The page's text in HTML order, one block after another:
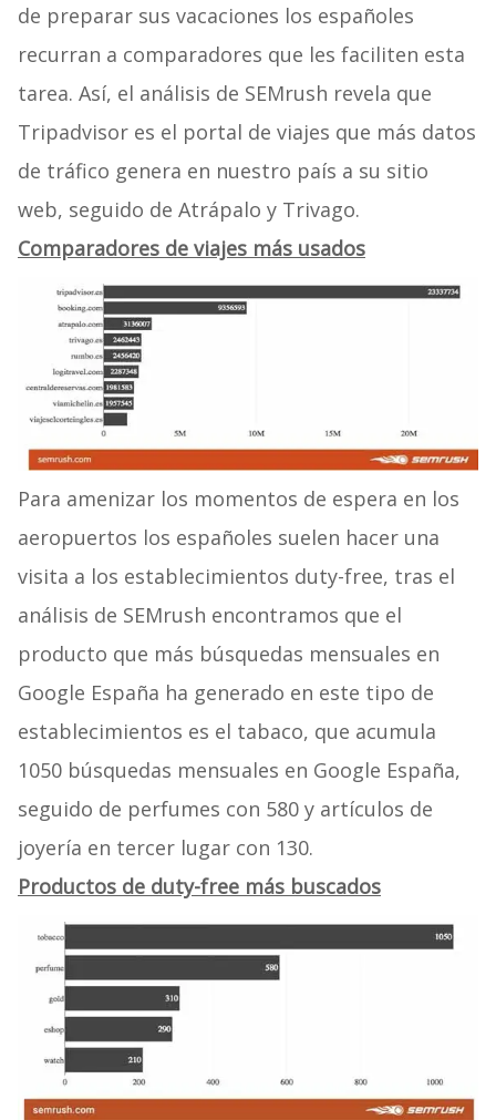
de preparar sus vacaciones los españoles
recurran a comparadores que les faciliten esta
tarea. Así, el análisis de SEMrush revela que
Tripadvisor es el portal de viajes que más datos
de tráfico genera en nuestro país a su sitio
web, seguido de Atrápalo y Trivago.
Comparadores de viajes más usados
Para amenizar los momentos de espera en los
aeropuertos los españoles suelen hacer una
visita a los establecimientos duty-free, tras el
análisis de SEMrush encontramos que el
producto que más búsquedas mensuales en
Google España ha generado en este tipo de
establecimientos es el tabaco, que acumula
1050 búsquedas mensuales en Google España,
seguido de perfumes con 580 y artículos de
joyería en tercer lugar con 130.
Productos de duty-free más buscados